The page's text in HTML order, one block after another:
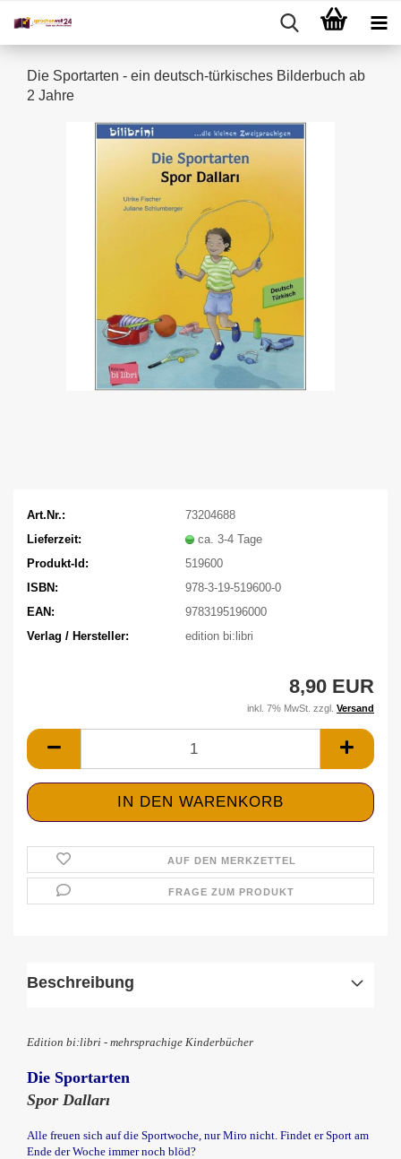
Die Sportarten - ein deutsch-türkisches Bilderbuch ab
2 Jahre
Art.Nr.:
73204688
Lieferzeit:
ca. 3-4 Tage
Produkt-Id:
519600
ISBN:
978-3-19-519600-0
EAN:
9783195196000
Verlag / Hersteller:
edition bi:libri
8,90 EUR
inkl. 7% MwSt. zzgl. Versand
AUF DEN MERKZETTEL
FRAGE ZUM PRODUKT
Beschreibung
Edition bi:libri - mehrsprachige Kinderbücher
Die Sportarten
Spor Dalları
Alle freuen sich auf die Sportwoche, nur Miro nicht. Findet er Sport am
Ende der Woche immer noch blöd?